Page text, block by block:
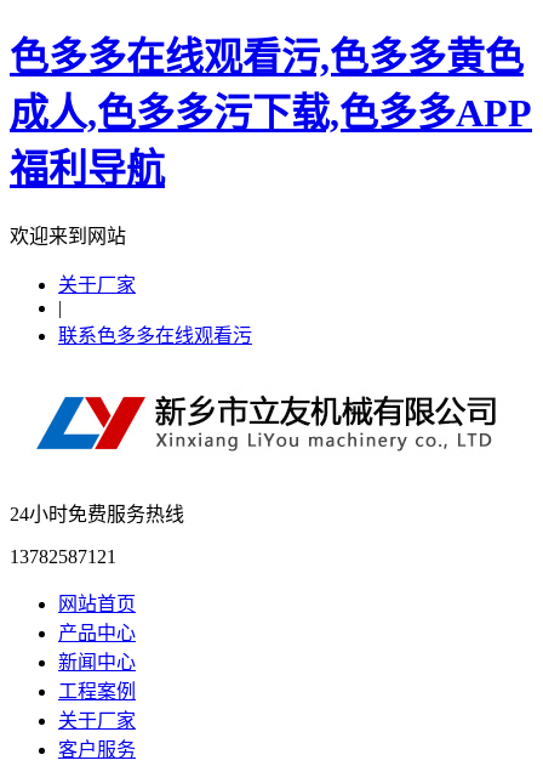
色多多在线观看污,色多多黄色
成人,色多多污下载,色多多APP
福利导航
欢迎来到网站
关于厂家
|
联系色多多在线观看污
24小时免费服务热线
13782587121
网站首页
产品中心
新闻中心
工程案例
关于厂家
客户服务